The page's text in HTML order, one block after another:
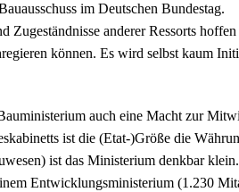
im Deutschen Bundestag.
anderer Ressorts
können. Es wird selbst kaum
auch eine Macht zur
ist die (Etat-)Größe die
ist das Ministerium denkbar
Entwicklungsministerium (1.230